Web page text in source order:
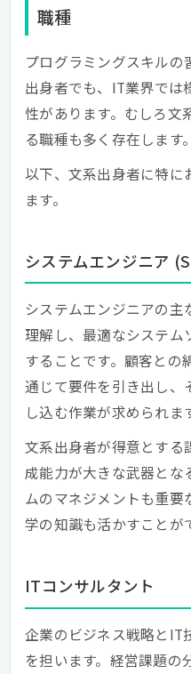
職種
プログラミングスキル
出身者でも、IT業界では
性があります。むしろ文
る職種も多く存在します。
以下、文系出身者に特に
ます。
システムエンジニア
システムエンジニアの主
理解し、最適なシステム
することです。顧客との
通じて要件を引き出し、
し込む作業が求められま
文系出身者が得意とする
成能力が大きな武器とな
ムのマネジメントも重要
学の知識も活かすことが
ITコンサルタント
企業のビジネス戦略とIT
を担います。経営課題の